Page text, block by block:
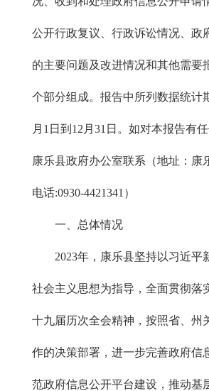
公开行政复议、行政诉讼情况、政
的主要问题及改进情况和其他需要
个部分组成。报告中所列数据统计
月1日到12月31日。如对本报告有
康乐县政府办公室联系（地址：康
电话:0930-4421341）
一、总体情况
2023年，康乐县坚持以习近平
社会主义思想为指导，全面贯彻落
十九届历次全会精神，按照省、州
作的决策部署，进一步完善政府信
范政府信息公开平台建设，推动基